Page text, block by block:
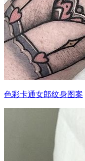
色彩卡通女郎纹身图案